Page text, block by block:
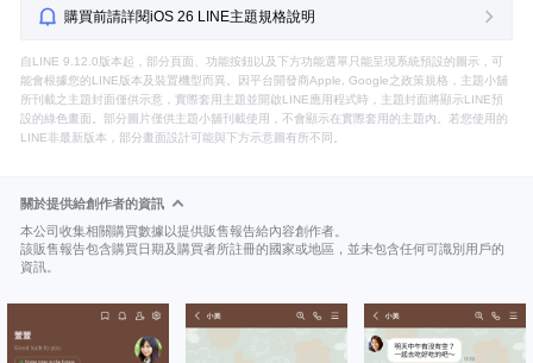
購買前請詳閱iOS 26 LINE主題規格說明
自LINE 9.12.0版本起，部分頁面、功能按鈕以及下方功能選單只能呈現系統預設的圖示，可
能會根據您的LINE版本及裝置機型而異。因平台開發商Apple, Google之政策規格，主題小舖
所刊載之主題封面僅供示意，實際套用主題並開啟LINE應用程式時，主題封面將顯示LINE預
設的綠色畫面。部分圖片僅供主題小舖刊載使用，不會顯示在實際套用的主題內。若您使用的
LINE非最新版本，部分畫面設計可能與下方示意圖有所不同。
關於提供給創作者的資訊
本公司收集相關購買數據以提供販售報告給內容創作者。
該販售報告包含購買日期及購買者所註冊的國家或地區，並未包含任何可識別用戶的
資訊。